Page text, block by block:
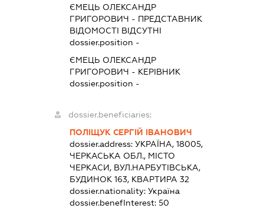
ЄМЕЦЬ ОЛЕКСАНДР
ГРИГОРОВИЧ - ПРЕДСТАВНИК
ВІДОМОСТІ ВІДСУТНІ
dossier.position -
ЄМЕЦЬ ОЛЕКСАНДР
ГРИГОРОВИЧ - КЕРІВНИК
dossier.position -
dossier.beneficiaries:
ПОЛІЩУК СЕРГІЙ ІВАНОВИЧ
dossier.address: УКРАЇНА, 18005,
ЧЕРКАСЬКА ОБЛ., МІСТО
ЧЕРКАСИ, ВУЛ.НАРБУТІВСЬКА,
БУДИНОК 163, КВАРТИРА 32
dossier.nationality: Україна
dossier.benefInterest: 50